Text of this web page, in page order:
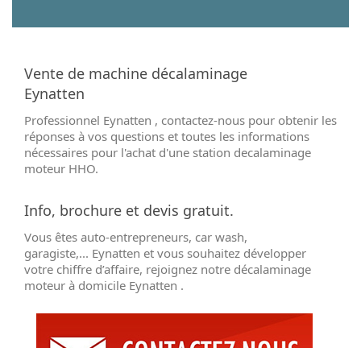
Vente de machine décalaminage
Eynatten
Professionnel Eynatten , contactez-nous pour obtenir les
réponses à vos questions et toutes les informations
nécessaires pour l'achat d'une station decalaminage
moteur HHO.
Info, brochure et devis gratuit.
Vous êtes auto-entrepreneurs, car wash,
garagiste,... Eynatten et vous souhaitez développer
votre chiffre d’affaire, rejoignez notre décalaminage
moteur à domicile Eynatten .